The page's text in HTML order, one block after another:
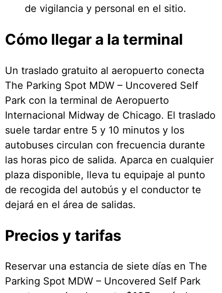
de vigilancia y personal en el sitio.
Cómo llegar a la terminal
Un traslado gratuito al aeropuerto conecta
The Parking Spot MDW – Uncovered Self
Park con la terminal de Aeropuerto
Internacional Midway de Chicago. El traslado
suele tardar entre 5 y 10 minutos y los
autobuses circulan con frecuencia durante
las horas pico de salida. Aparca en cualquier
plaza disponible, lleva tu equipaje al punto
de recogida del autobús y el conductor te
dejará en el área de salidas.
Precios y tarifas
Reservar una estancia de siete días en The
Parking Spot MDW – Uncovered Self Park